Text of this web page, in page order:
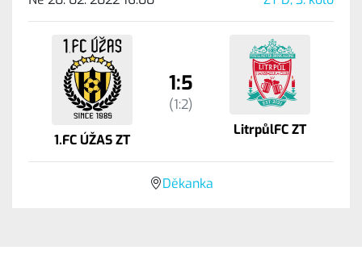
1.FC ÚŽAS ZT
1:5
(1:2)
LitrpůlFC ZT
Děkanka